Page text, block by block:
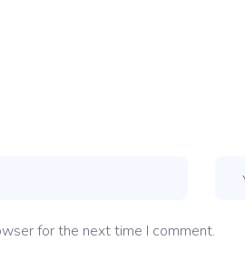
for the next time I comment.